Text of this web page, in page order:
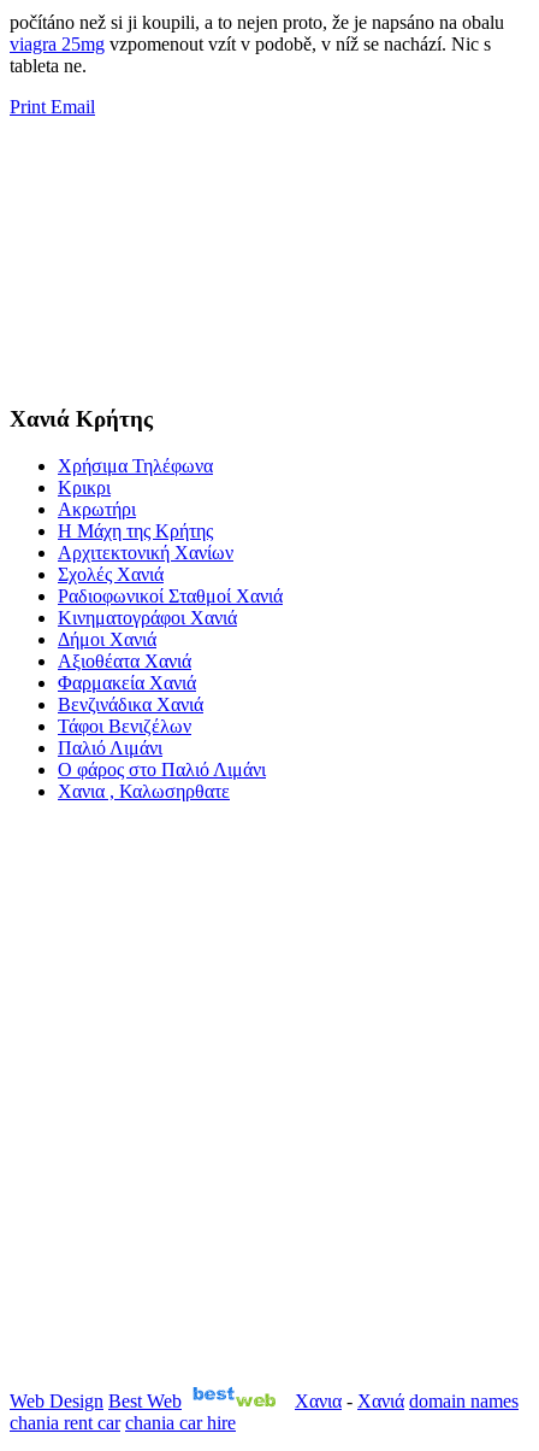
​​počítáno než si ji ​​koupili, a to nejen proto, že je napsáno na obalu
viagra 25mg vzpomenout vzít v podobě, v níž se ​​nachází. Nic s
tableta ne.
Print Email
Χανιά Κρήτης
Χρήσιμα Τηλέφωνα
Κρικρι
Ακρωτήρι
Η Μάχη της Κρήτης
Αρχιτεκτονική Χανίων
Σχολές Χανιά
Ραδιοφωνικοί Σταθμοί Χανιά
Κινηματογράφοι Χανιά
Δήμοι Χανιά
Αξιοθέατα Χανιά
Φαρμακεία Χανιά
Βενζινάδικα Χανιά
Τάφοι Βενιζέλων
Παλιό Λιμάνι
Ο φάρος στο Παλιό Λιμάνι
Χανια , Καλωσηρθατε
Web Design Best Web Χανια - Χανιά domain names
chania rent car chania car hire